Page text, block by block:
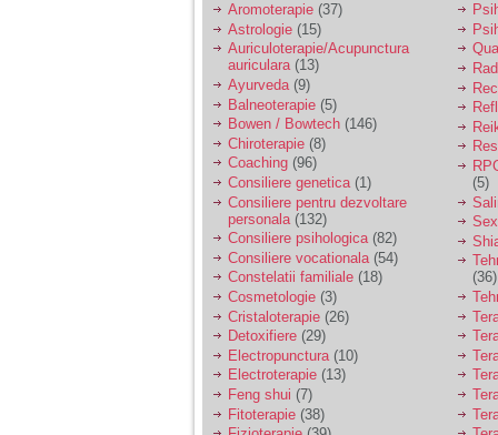
Sunt casatorita, am
31 de ani si un copil in
varsta de 2 ani care
mi-e lumina ochilor.
De ceva timp simt ca
mi s-a adunat
oboseala, o oboseala
cronica de care nu pot
scapa si simt ca din
cauza ei nu pot
controla nervii si
cateodata are copilul
de suferit.
Am o bariera peste
care nu pot trece:
prietena mea a ramas
insarcinata cu o fata.
Am fost de comun
acord sa facem un
copil, cu gandul ca e
baiat.
Aromoterapie (37)
Astrologie (15)
Auriculoterapie/Acupunctura
auriculara(13)
Ayurveda(9)
Balneoterapie (5)
Bowen / Bowtech (146)
Chiroterapie (8)
Coaching (96)
Consiliere genetica(1)
Consiliere pentru dezvoltare
personala (132)
Consiliere psihologica(82)
Consiliere vocationala (54)
Constelatii familiale (18)
Cosmetologie (3)
Cristaloterapie (26)
Detoxifiere (29)
Electropunctura (10)
Electroterapie (13)
Feng shui (7)
Fitoterapie (38)
(5)
(36)